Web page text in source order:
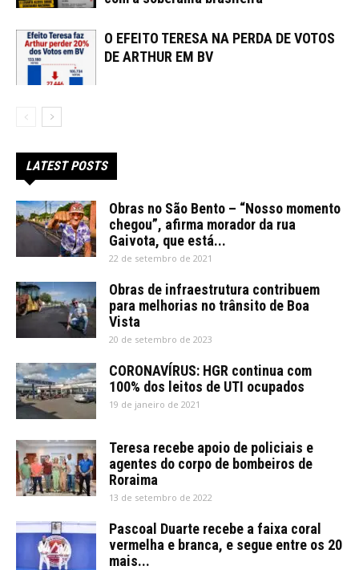
O EFEITO TERESA NA PERDA DE VOTOS
DE ARTHUR EM BV
LATEST POSTS
Obras no São Bento – “Nosso momento
chegou”, afirma morador da rua
Gaivota, que está...
22 de setembro de 2021
Obras de infraestrutura contribuem
para melhorias no trânsito de Boa
Vista
20 de setembro de 2023
CORONAVÍRUS: HGR continua com
100% dos leitos de UTI ocupados
19 de janeiro de 2021
Teresa recebe apoio de policiais e
agentes do corpo de bombeiros de
Roraima
13 de setembro de 2022
Pascoal Duarte recebe a faixa coral
vermelha e branca, e segue entre os 20
mais...